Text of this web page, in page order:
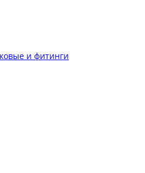
и фитинги